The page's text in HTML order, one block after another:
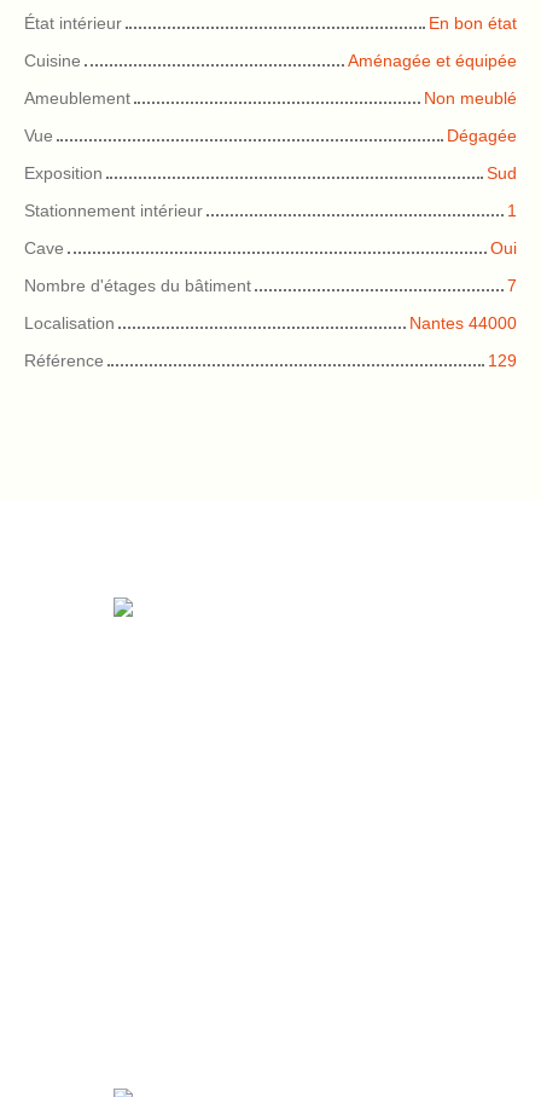
État intérieur
En bon état
Cuisine
Aménagée et équipée
Ameublement
Non meublé
Vue
Dégagée
Exposition
Sud
Stationnement intérieur
1
Cave
Oui
Nombre d'étages du bâtiment
7
Localisation
Nantes 44000
Référence
129